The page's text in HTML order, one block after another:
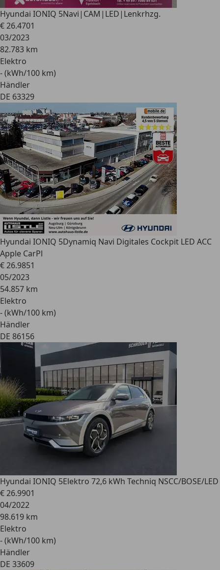
Hyundai IONIQ 5Navi|CAM|LED|Lenkrhzg.
€ 26.4701
03/2023
82.783 km
Elektro
- (kWh/100 km)
Händler
DE 63329
Hyundai IONIQ 5Dynamiq Navi Digitales Cockpit LED ACC
Apple CarPl
€ 26.9851
05/2023
54.857 km
Elektro
- (kWh/100 km)
Händler
DE 86156
Hyundai IONIQ 5Elektro 72,6 kWh Techniq NSCC/BOSE/LED
€ 26.9901
04/2022
98.619 km
Elektro
- (kWh/100 km)
Händler
DE 33609